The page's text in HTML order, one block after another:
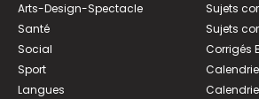
Arts-Design-Spectacle
Santé
Social
Sport
Langues
Sujets
Sujets
Corrigés